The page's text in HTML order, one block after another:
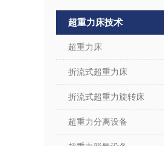
超重力床技术
超重力床
折流式超重力床
折流式超重力旋转床
超重力分离设备